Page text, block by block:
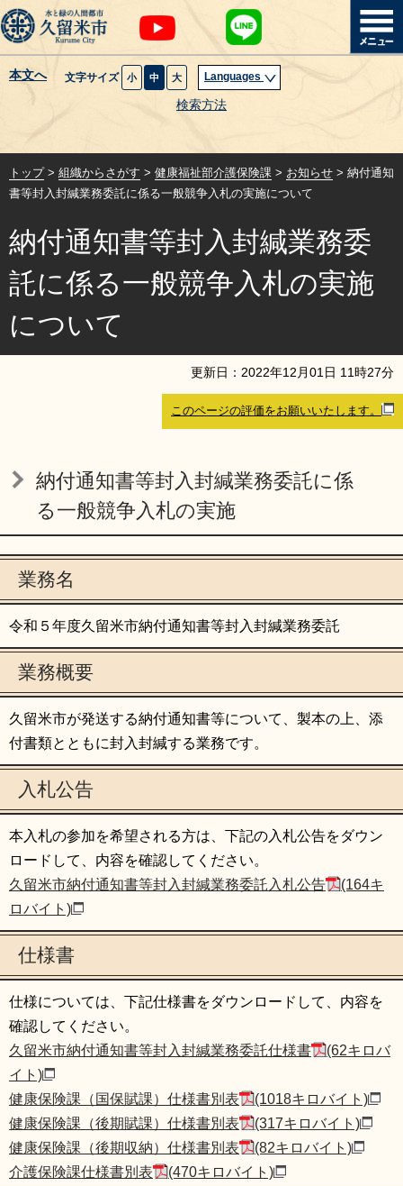
本文へ 文字サイズ 小 中 大 Languages
検索方法
暮らし・届出
健康・医療・福祉
観光魅力・イベント
創業・産業・ビジネス
計画・政策
サイトについて
閉じる
トップ> 組織からさがす > 健康福祉部介護保険課 > お知らせ > 納付通知
書等封入封緘業務委託に係る一般競争入札の実施について
納付通知書等封入封緘業務委
託に係る一般競争入札の実施
について
更新日： 2022年12 月01 日 11時27分
このページの評価をお願いいたします。
納付通知書等封入封緘業務委託に係
る一般競争入札の実施
業務名
令和５年度久留米市納付通知書等封入封緘業務委託
業務概要
久留米市が発送する納付通知書等について、製本の上、添
付書類とともに封入封緘する業務です。
入札公告
本入札の参加を希望される方は、下記の入札公告をダウン
ロードして、内容を確認してください。
久留米市納付通知書­等封入封緘­業務委託入札公告
(164キ
ロバイト)
仕様書
仕様については、下記仕様書をダウンロードして、内容を
確認してください。
久留米市納付通知書等封入封緘業務委託仕様書
(62キロバ
イト)
健康保険課（国保賦課）仕様書別表
(1018キロバイト)
健康保険課（後期賦課）仕様書別表
(317キロバイト)
健康保険課（後期収納）仕様書別表
(82キロバイト)
介護保険課仕様書別表
(470キロバイト)